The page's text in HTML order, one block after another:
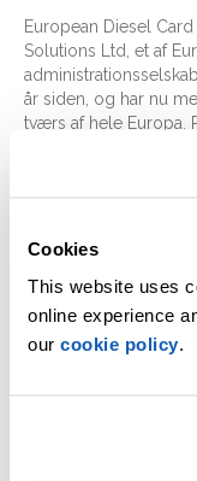
Cookies
This website uses
online experience
our cookie policy.
European Diesel
Solutions Ltd, et af
år siden, og har nu
tværs af hele Europa.
om året og forvalter